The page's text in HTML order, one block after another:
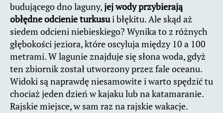
budującego dno laguny,jej wody przybierają
obłędne odcienie turkusui błękitu. Ale skąd aż
siedem odcieni niebieskiego? Wynika to z różnych
głębokości jeziora, które oscyluja między 10 a 100
metrami. W lagunie znajduje się słona woda, gdyż
ten zbiornik został utworzony przez fale oceanu.
Widoki są naprawdę niesamowite i warto spędzić tu
chociaż jeden dzień w kajaku lub na katamaranie.
Rajskie miejsce, w sam raz na rajskie wakacje.